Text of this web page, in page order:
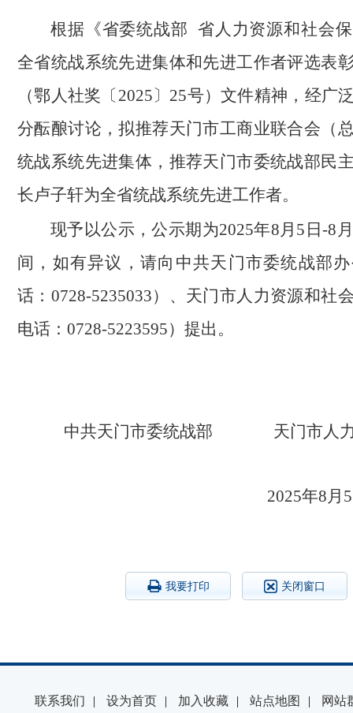
根据《省委统战部 省人力资源和社会
全省统战系统先进集体和先进工作者评选表
（鄂人社奖〔2025〕25号）文件精神，经广
分酝酿讨论，拟推荐天门市工商业联合会（
统战系统先进集体，推荐天门市委统战部民
长卢子轩为全省统战系统先进工作者。
现予以公示，公示期为2025年8月5日-8
间，如有异议，请向中共天门市委统战部
话：0728-5235033）、天门市人力资源和社
电话：0728-5223595）提出。
中共天门市委统战部 天门市人
2025年8
我要打印 关闭窗口
联系我们 | 设为首页 | 加入收藏 | 站点地图 | 网站